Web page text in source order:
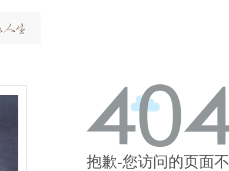
抱歉-您访问的页面不